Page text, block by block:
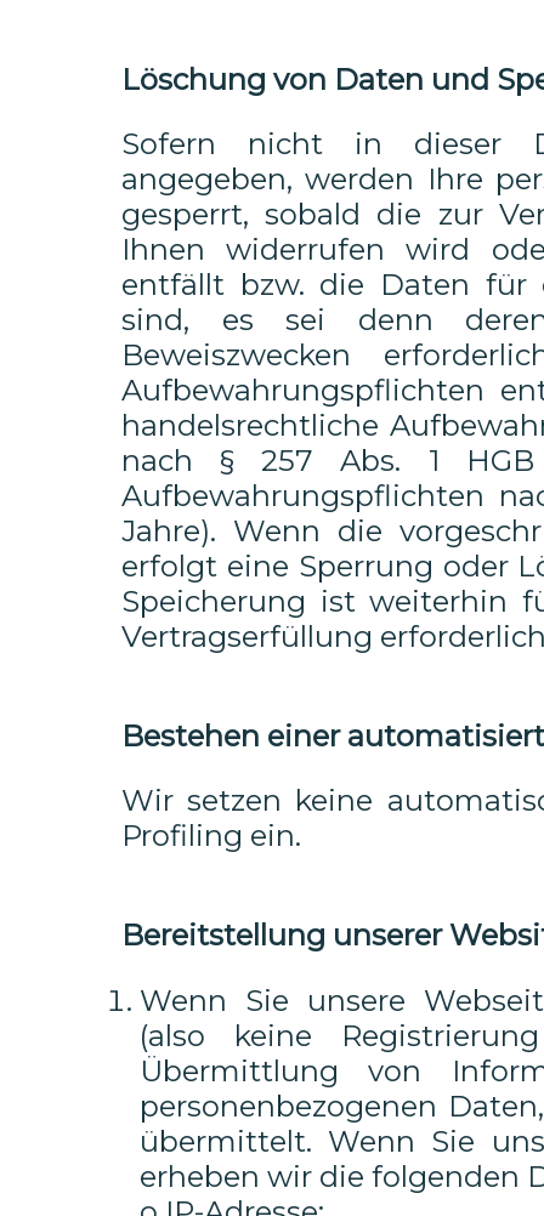
Löschung von Daten und
Sofern nicht in dieser
angegeben, werden Ihre
gesperrt, sobald die zur
Ihnen widerrufen wird
entfällt bzw. die Daten für
sind, es sei denn
Beweiszwecken
Aufbewahrungspflichten
handelsrechtliche
nach § 257 Abs. 1 HGB
Aufbewahrungspflichten
Jahre). Wenn die
erfolgt eine Sperrung oder
Speicherung ist weiterhin
Vertragserfüllung
Bestehen einer
Wir setzen keine
Profiling ein.
Bereitstellung unserer
Wenn Sie unsere
(also keine
Übermittlung von
personenbezogenen
übermittelt. Wenn Sie
erheben wir die folgenden